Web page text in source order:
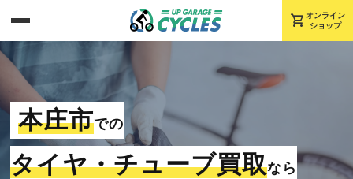
shopping_cart オンライン
ショップ
本庄市での
タイヤ・チューブ買取なら